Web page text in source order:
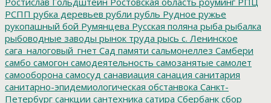
РСПП рубка деревьев рубли рубль Рудное ружье
рукопашный бой Румянцева Русская поляна рыба рыбалка
рыбоводные заводы рынок труда рысь с. Ленинское
сага_налоговый_гнет Сад памяти сальмонеллез Самбери
самбо самогон самодеятельность самозанятые самолет
самооборона самосуд санавиация санация санитария
санитарно-эпидемиологическая обстанвока Санкт-
Петербург санкции сантехника сатира Сбербанк сбор